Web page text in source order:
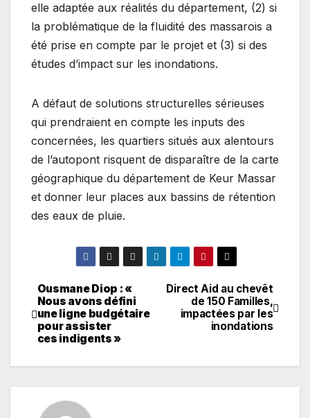
elle adaptée aux réalités du département, (2) si
la problématique de la fluidité des massarois a
été prise en compte par le projet et (3) si des
études d’impact sur les inondations.
A défaut de solutions structurelles sérieuses
qui prendraient en compte les inputs des
concernées, les quartiers situés aux alentours
de l’autopont risquent de disparaître de la carte
géographique du département de Keur Massar
et donner leur places aux bassins de rétention
des eaux de pluie.
Navigation
de
l’article
Direct Aid au chevêt
de 150 Familles,
impactées par les
inondations
Ousmane Diop : «
Nous avons défini
une ligne budgétaire
pour assister
ces indigents »